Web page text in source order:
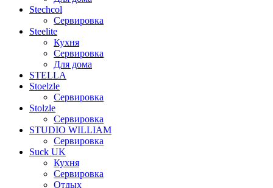
Stechcol
Сервировка
Steelite
Кухня
Сервировка
Для дома
STELLA
Stoelzle
Сервировка
Stolzle
Сервировка
STUDIO WILLIAM
Сервировка
Suck UK
Кухня
Сервировка
Отдых